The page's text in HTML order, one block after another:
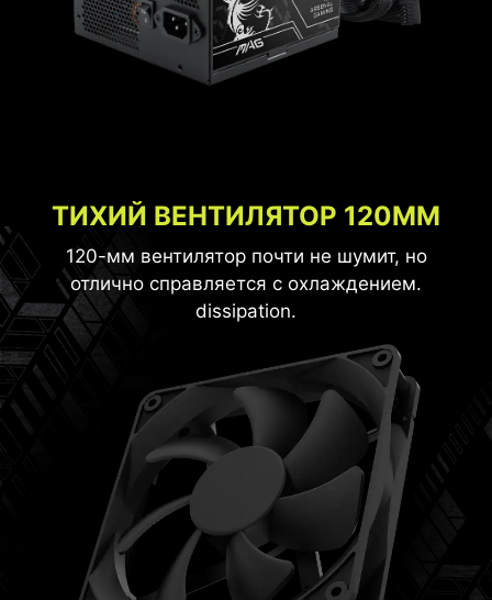
ТИХИЙ ВЕНТИЛЯТОР 120ММ
120-мм вентилятор почти не шумит, но
отлично справляется с охлаждением.
dissipation.